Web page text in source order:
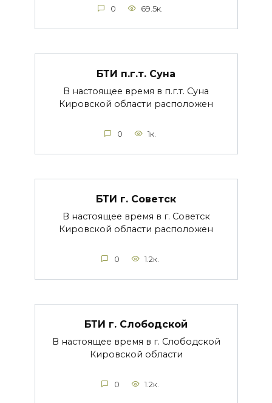
0 69.5к.
БТИ п.г.т. Суна
В настоящее время в п.г.т. Суна
Кировской области расположен
0 1к.
БТИ г. Советск
В настоящее время в г. Советск
Кировской области расположен
0 1.2к.
БТИ г. Слободской
В настоящее время в г. Слободской
Кировской области
0 1.2к.